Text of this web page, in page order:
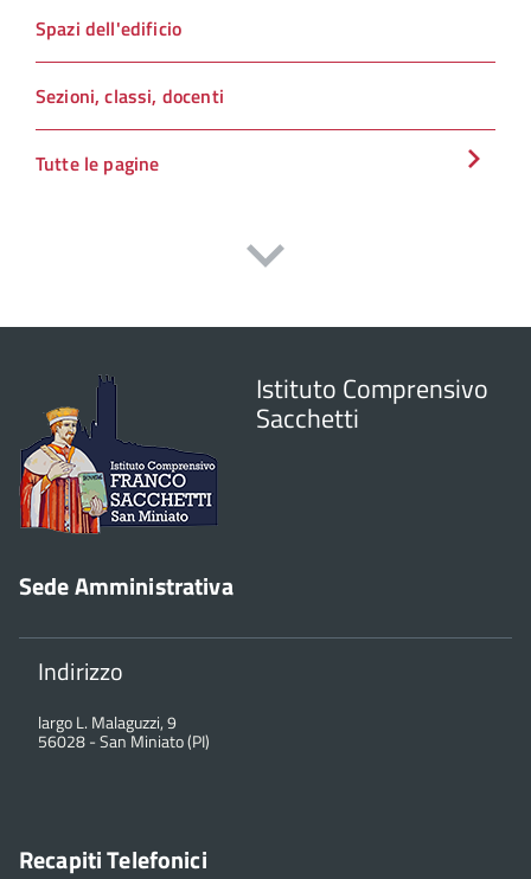
Spazi dell'edificio
Sezioni, classi, docenti
Tutte le pagine
Istituto Comprensivo
Sacchetti
Sede Amministrativa
Indirizzo
largo L. Malaguzzi, 9
56028-San Miniato (PI)
Recapiti Telefonici